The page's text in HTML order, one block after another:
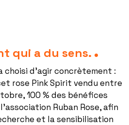
qui a du sens.
choisi d’agir concrètement :
rose Pink Spirit vendu entre
100 % des bénéfices
Ruban Rose, afin
et la sensibilisation